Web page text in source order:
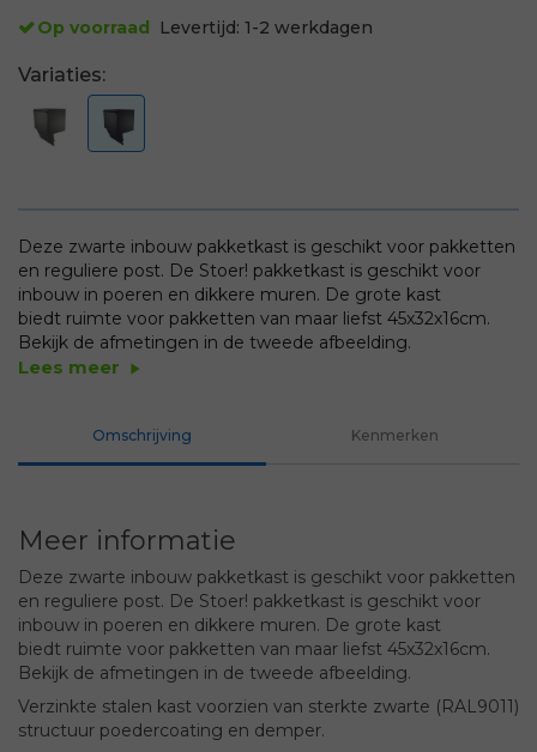
Op voorraad Levertijd: 1-2 werkdagen
Variaties:
Deze zwarte inbouw pakketkast is geschikt voor pakketten
en reguliere post. De Stoer! pakketkast is geschikt voor
inbouw in poeren en dikkere muren. De grote kast
biedt ruimte voor pakketten van maar liefst 45x32x16cm.
Bekijk de afmetingen in de tweede afbeelding.
Lees meer play_arrow
Omschrijving Kenmerken
Meer informatie
Deze zwarte inbouw pakketkast is geschikt voor pakketten
en reguliere post. De Stoer! pakketkast is geschikt voor
inbouw in poeren en dikkere muren. De grote kast
biedt ruimte voor pakketten van maar liefst 45x32x16cm.
Bekijk de afmetingen in de tweede afbeelding.
Verzinkte stalen kast voorzien van sterkte zwarte (RAL9011)
structuur poedercoating en demper.